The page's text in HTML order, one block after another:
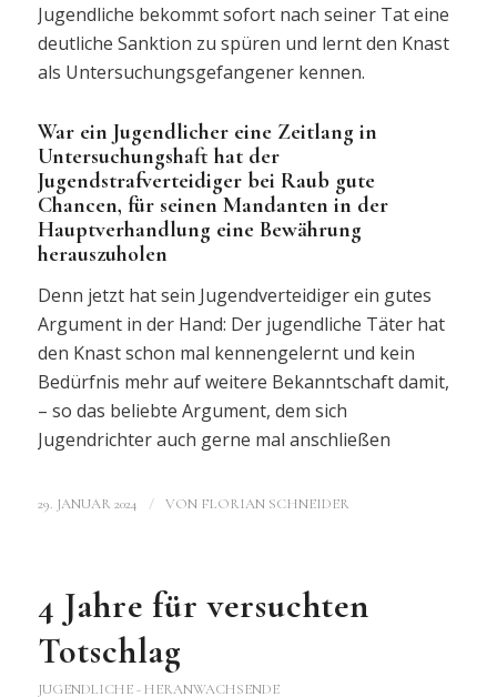
Jugendliche bekommt sofort nach seiner Tat eine
deutliche Sanktion zu spüren und lernt den Knast
als Untersuchungsgefangener kennen.
War ein Jugendlicher eine Zeitlang in
Untersuchungshaft hat der
Jugendstrafverteidiger bei Raub gute
Chancen, für seinen Mandanten in der
Hauptverhandlung eine Bewährung
herauszuholen
Denn jetzt hat sein Jugendverteidiger ein gutes
Argument in der Hand: Der jugendliche Täter hat
den Knast schon mal kennengelernt und kein
Bedürfnis mehr auf weitere Bekanntschaft damit,
– so das beliebte Argument, dem sich
Jugendrichter auch gerne mal anschließen
29. JANUAR 2024 / VON FLORIAN SCHNEIDER
4 Jahre für versuchten
Totschlag
JUGENDLICHE - HERANWACHSENDE